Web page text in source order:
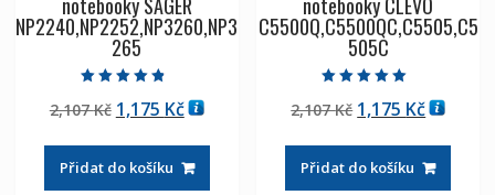
NP2240,NP2252,NP3260,NP3
265
4.50
z 5
2,107Kč Původní
byla:
2,107 Kč
1,175 KčAktuální
je:
1,175 Kč
Přidat do košíku
C5500Q,C5500QC,C5505,C5
505C
5.00
z 5
2,107Kč Původní
byla:
2,107 Kč
1,175 Kč
je:
1,175 Kč
Přidat do košíku